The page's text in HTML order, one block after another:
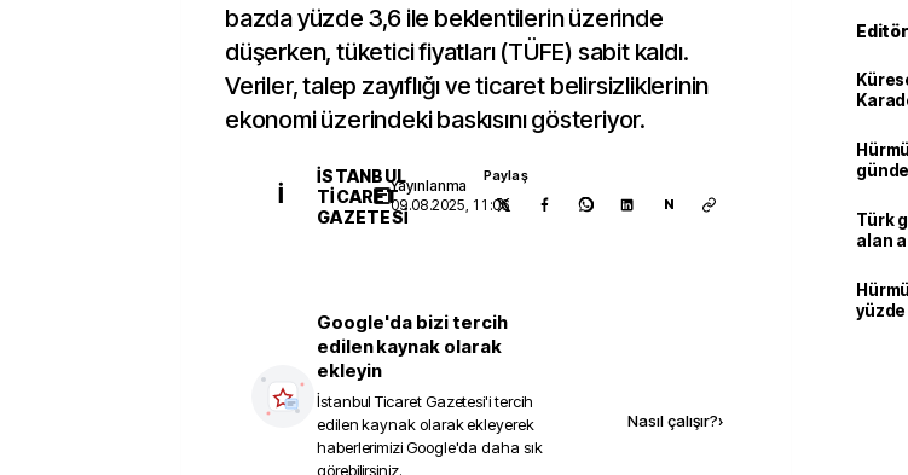
bazda yüzde 3,6 ile beklentilerin üzerinde
düşerken, tüketici fiyatları (TÜFE) sabit kaldı.
Veriler, talep zayıflığı ve ticaret belirsizliklerinin
ekonomi üzerindeki baskısını gösteriyor.
İ
İSTANBUL
TICARET
GAZETESI
Yayınlanma
09.08.2025, 11:06
Paylaş
N
Google'da bizi tercih
edilen kaynak olarak
ekleyin
İstanbul Ticaret Gazetesi'i tercih
edilen kaynak olarak ekleyerek
haberlerimizi Google'da daha sık
görebilirsiniz.
Nasıl çalışır?›
Türk
alan